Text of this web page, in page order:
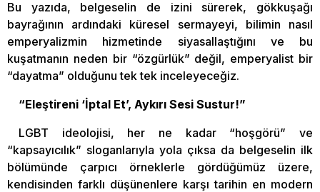
Bu yazıda, belgeselin de izini sürerek, gökkuşağı
bayrağının ardındaki küresel sermayeyi, bilimin nasıl
emperyalizmin hizmetinde siyasallaştığını ve bu
kuşatmanın neden bir “özgürlük” değil, emperyalist bir
“dayatma” olduğunu tek tek inceleyeceğiz.
“Eleştireni ‘İptal Et’, Aykırı Sesi Sustur!”
LGBT ideolojisi, her ne kadar “hoşgörü” ve
“kapsayıcılık” sloganlarıyla yola çıksa da belgeselin ilk
bölümünde çarpıcı örneklerle gördüğümüz üzere,
kendisinden farklı düşünenlere karşı tarihin en modern